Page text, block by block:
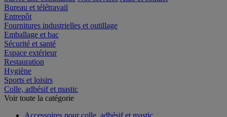
Bureau et télétravail
Entrepôt
Fournitures industrielles et outillage
Emballage et bac
Sécurité et santé
Espace extérieur
Restauration
Hygiène
Sports et loisirs
Colle, adhésif et mastic
Voir toute la catégorie
Accessoires pour colle, adhésif et mastic